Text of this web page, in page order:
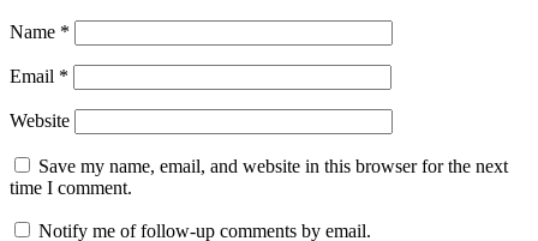
Name *
Email *
Website
Save my name, email, and website in this browser for the next
time I comment.
Notify me of follow-up comments by email.